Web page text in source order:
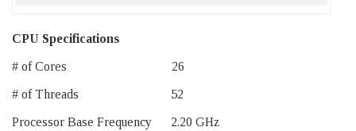
CPU Specifications
# of Cores 26
# of Threads 52
Processor Base Frequency 2.20 GHz